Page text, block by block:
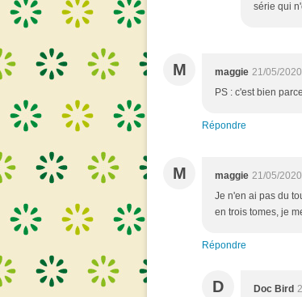
série qui
M maggie 21/05/
PS : c'est bien
Répondre
M maggie 21/05/
Je n'en ai pas du
en trois tomes, je
Répondre
D Doc Bird